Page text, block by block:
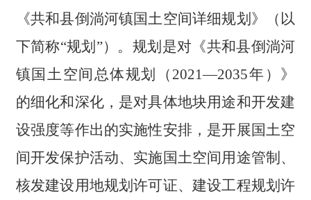
《共和县倒淌河镇国土空间详细规划》（以
下简称“规划”）。规划是对《共和县倒淌河
镇国土空间总体规划（2021—2035年）》
的细化和深化，是对具体地块用途和开发建
设强度等作出的实施性安排，是开展国土空
间开发保护活动、实施国土空间用途管制、
核发建设用地规划许可证、建设工程规划许